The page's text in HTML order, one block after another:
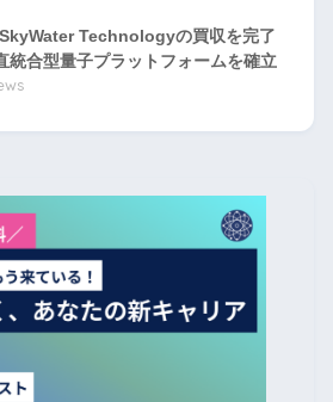
Technologyの買収を完了
統合型量子プラットフォームを確立